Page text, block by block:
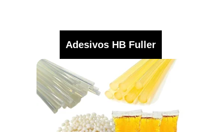
Adesivos HB Fuller